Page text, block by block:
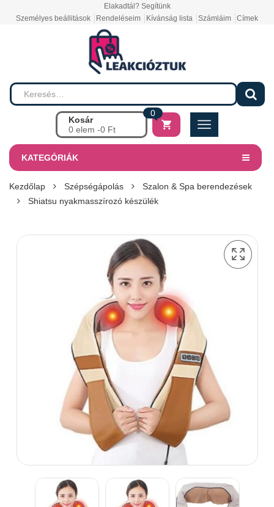
Elakadtál? Segítünk
Személyes beállitások
Rendeléseim Kívánság lista Számláim Címek
Kosár
0 elem -0 Ft
0
KATEGÓRIÁK
Kezdőlap Szépségápolás
Szalon & Spa berendezések
Shiatsu nyakmasszírozó készülék